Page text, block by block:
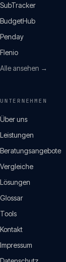
SubTracker
BudgetHub
Penday
Flenio
Alle ansehen →
UNTERNEHMEN
Über uns
Leistungen
Beratungsangebote
Vergleiche
Lösungen
Glossar
Tools
Kontakt
Impressum